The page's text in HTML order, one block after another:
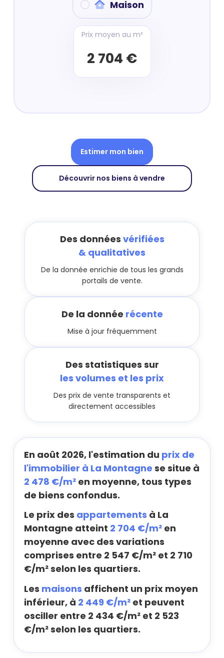
Maison
Prix moyen au m²
2 704 €
Estimer mon bien
Découvrir nos biens à vendre
Des données vérifiées
& qualitatives
De la donnée enrichie de tous les grands
portails de vente.
De la donnée récente
Mise à jour fréquemment
Des statistiques sur
les volumes et les prix
Des prix de vente transparents et
directement accessibles
En août 2026, l'estimation du prix de
l'immobilier à La Montagne se situe à
2 478 €/m² en moyenne, tous types
de biens confondus.
Le prix des appartements à La
Montagne atteint 2 704 €/m² en
moyenne avec des variations
comprises entre 2 547 €/m² et 2 710
€/m² selon les quartiers.
Les maisons affichent un prix moyen
inférieur, à 2 449 €/m² et peuvent
osciller entre 2 434 €/m² et 2 523
€/m² selon les quartiers.